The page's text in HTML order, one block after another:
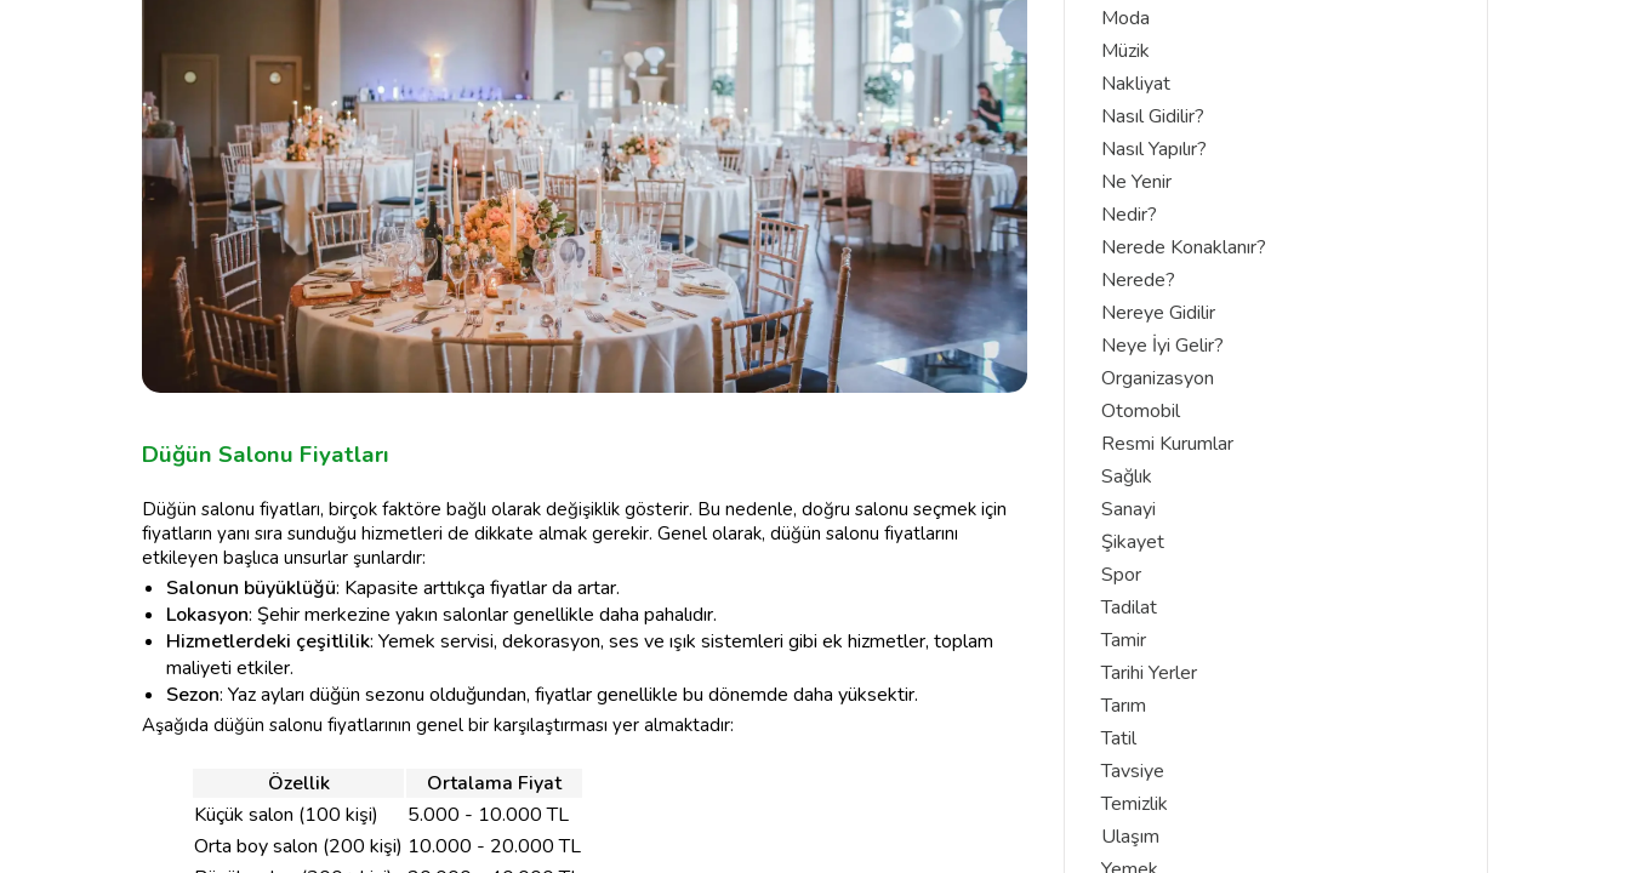
Düğün Salonu Fiyatları
Düğün salonu fiyatları, birçok faktöre bağlı olarak değişiklik gösterir. Bu nedenle, doğru salonu seçmek için
fiyatların yanı sıra sunduğu hizmetleri de dikkate almak gerekir. Genel olarak, düğün salonu fiyatlarını
etkileyen başlıca unsurlar şunlardır:
Salonun büyüklüğü: Kapasite arttıkça fiyatlar da artar.
Lokasyon: Şehir merkezine yakın salonlar genellikle daha pahalıdır.
Hizmetlerdeki çeşitlilik: Yemek servisi, dekorasyon, ses ve ışık sistemleri gibi ek hizmetler, toplam
maliyeti etkiler.
Sezon: Yaz ayları düğün sezonu olduğundan, fiyatlar genellikle bu dönemde daha yüksektir.
Aşağıda düğün salonu fiyatlarının genel bir karşılaştırması yer almaktadır:
Özellik
Ortalama Fiyat
Küçük salon (100 kişi)
5.000 - 10.000 TL
Orta boy salon (200 kişi) 10.000 - 20.000 TL
Moda
Müzik
Nakliyat
Nasıl Gidilir?
Nasıl Yapılır?
Ne Yenir
Nedir?
Nerede Konaklanır?
Nerede?
Nereye Gidilir
Neye İyi Gelir?
Organizasyon
Otomobil
Resmi Kurumlar
Sağlık
Sanayi
Şikayet
Spor
Tadilat
Tamir
Tarihi Yerler
Tarım
Tatil
Tavsiye
Temizlik
Ulaşım